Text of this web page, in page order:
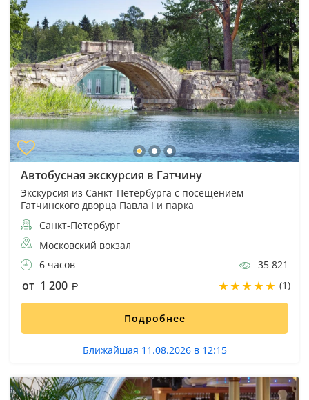
Автобусная экскурсия в Гатчину
Экскурсия из Санкт-Петербурга с посещением
Гатчинского дворца Павла I и парка
Санкт-Петербург
Московский вокзал
6 часов
35 821
от 1 200 (1)
Подробнее
Ближайшая 11.08.2026 в 12:15